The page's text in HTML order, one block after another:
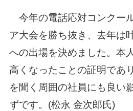
今年の電話応対コンクー
ア大会を勝ち抜き、去年は
への出場を決めました。本
高くなったことの証明であ
を聞く周囲の社員にも良い
ずです。(松永 金次郎氏)